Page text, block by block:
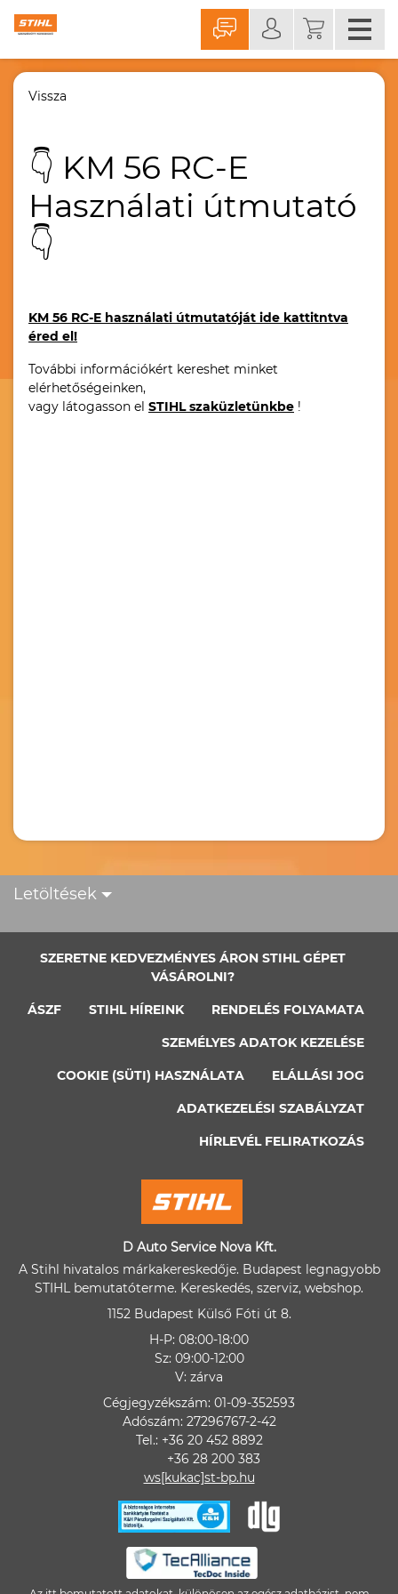
Vissza
👇 KM 56 RC-E
Használati útmutató
👇
KM 56 RC-E használati útmutatóját ide kattitntva
éred el!
További információkért kereshet minket
elérhetőségeinken,
vagy látogasson el STIHL szaküzletünkbe !
Letöltések
SZERETNE KEDVEZMÉNYES ÁRON STIHL GÉPET
VÁSÁROLNI?
ÁSZF STIHL HÍREINK RENDELÉS FOLYAMATA
SZEMÉLYES ADATOK KEZELÉSE
COOKIE (SÜTI) HASZNÁLATA ELÁLLÁSI JOG
ADATKEZELÉSI SZABÁLYZAT
HÍRLEVÉL FELIRATKOZÁS
D Auto Service Nova Kft.
A Stihl hivatalos márkakereskedője. Budapest legnagyobb
STIHL bemutatóterme. Kereskedés, szerviz, webshop.
1152 Budapest Külső Fóti út 8.
H-P: 08:00-18:00
Sz: 09:00-12:00
V: zárva
Cégjegyzékszám: 01-09-352593
Adószám: 27296767-2-42
Tel.: +36 20 452 8892
+36 28 200 383
ws[kukac]st-bp.hu